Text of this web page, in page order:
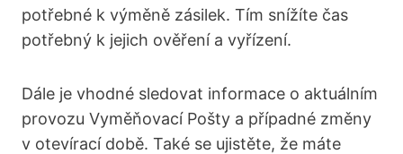
potřebné k výměně zásilek. Tím snížíte čas
potřebný k jejich ověření a vyřízení.
Dále je vhodné sledovat informace o aktuálním
provozu Vyměňovací Pošty a případné změny
v otevírací době. Také se ujistěte, že máte